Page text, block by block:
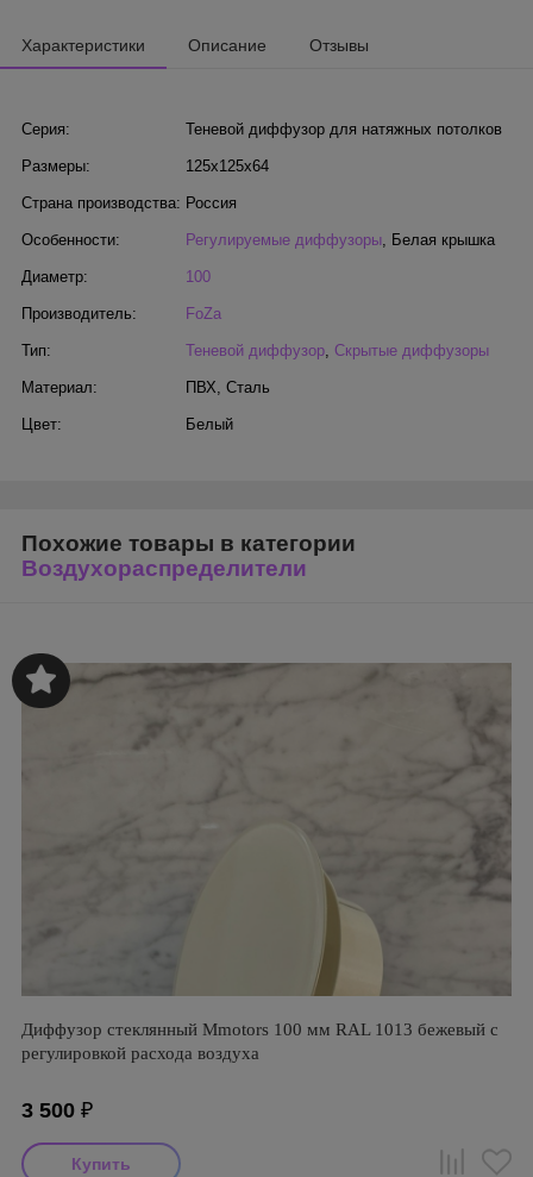
Характеристики Описание Отзывы
Серия: Теневой диффузор для натяжных потолков
Размеры: 125х125х64
Страна производства: Россия
Особенности: Регулируемые диффузоры, Белая крышка
Диаметр: 100
Производитель: FoZa
Тип: Теневой диффузор, Скрытые диффузоры
Материал: ПВХ, Сталь
Цвет: Белый
Похожие товары в категории
Воздухораспределители
Диффузор стеклянный Mmotors 100 мм RAL 1013 бежевый с
регулировкой расхода воздуха
3 500 ₽